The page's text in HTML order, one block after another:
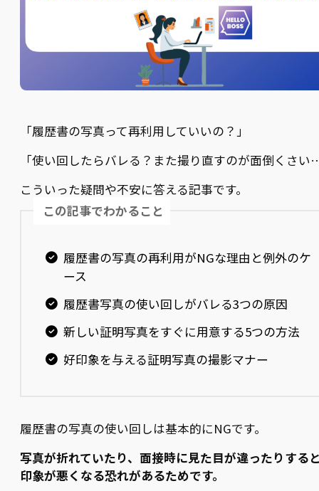
「履歴書の写真って再利用していいの？」
「使い回したらバレる？また撮り直すのが面倒くさ
こういった疑問や不安に答える記事です。
この記事でわかること
履歴書の写真の再利用がNGな理由と例外のケ
ース
履歴書写真の使い回しがバレる3つの原因
新しい証明写真をすぐに用意する5つの方法
好印象を与える証明写真の撮影マナー
履歴書の写真の使い回しは基本的にNGです。
写真が折れていたり、面接時に見た目が違ったりする
印象が悪くなる恐れがあるためです。